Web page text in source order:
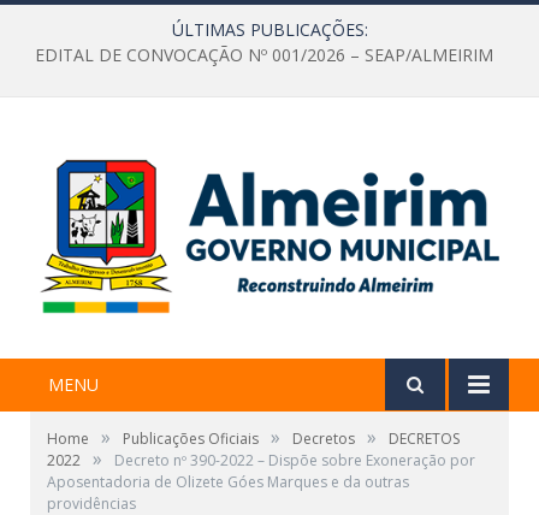
ÚLTIMAS PUBLICAÇÕES:
EDITAL DE CONVOCAÇÃO Nº 001/2026 – SEAP/ALMEIRIM
MENU
Home » Publicações Oficiais » Decretos »
DECRETOS
2022 »
Decreto nº 390-2022 – Dispõe sobre Exoneração por
Aposentadoria de Olizete Góes Marques e da outras
providências